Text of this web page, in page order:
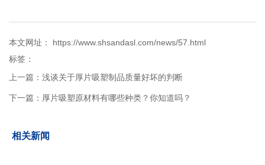
本文网址： https://www.shsandasl.com/news/57.html
标签：
上一篇： 浅谈关于厚片吸塑制品质量好坏的判断
下一篇： 厚片吸塑原材料有哪些种类？你知道吗？
相关新闻